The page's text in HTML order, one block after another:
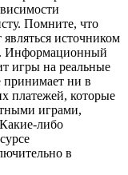
Помните, что
источником
Информационный
игры на реальные
принимает ни в
платежей, которые
играми,
либо
в